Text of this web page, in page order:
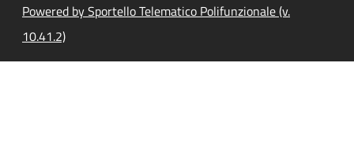
Powered by Sportello Telematico Polifunzionale (v.
10.41.2)